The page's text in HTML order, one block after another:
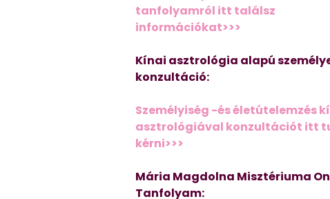
tanfolyamról itt találsz
információkat>>>
Kínai asztrológia alapú
konzultáció:
Személyiség -és életútelemzés
asztrológiával konzultációt itt
kérni>>>
Mária Magdolna Misztériuma
Tanfolyam: